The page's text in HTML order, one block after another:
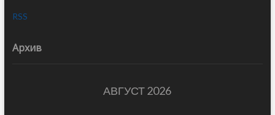
RSS
Архив
АВГУСТ 2026